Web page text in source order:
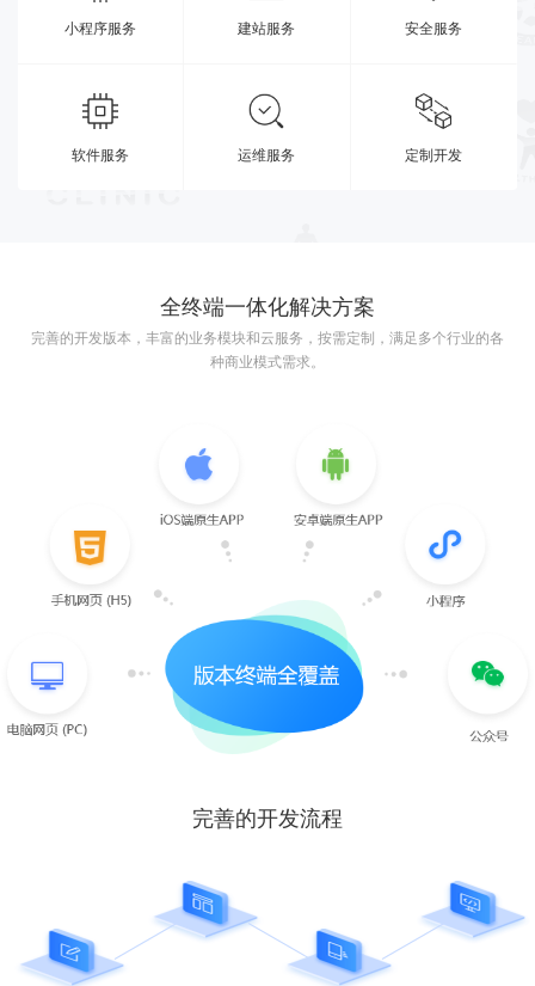
小程序服务 建站服务 安全服务
软件服务 运维服务 定制开发
全终端一体化解决方案
完善的开发版本，丰富的业务模块和云服务，按需定制，满足多个行业的各
种商业模式需求。
完善的开发流程